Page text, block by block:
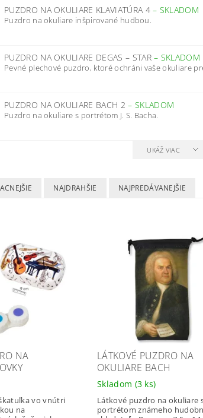
PUZDRO NA OKULIARE KLAVIATÚRA 4– SKLADOM
Puzdro na okuliare inšpirované hudbou.
PUZDRO NA OKULIARE DEGAS – STAR– SKLADOM
Pevné plechové puzdro, ktoré ochráni vaše okuliare
PUZDRO NA OKULIARE BACH 2– SKLADOM
Puzdro na okuliare s portrétom J. S. Bacha.
UKÁŽ VIAC
NAJDRAHŠIE NAJPREDÁVANEJŠIE
NA
vo vnútri
na
LÁTKOVÉ PUZDRO NA
OKULIARE BACH
Skladom (3 ks)
Látkové puzdro na okuliare
portrétom známeho